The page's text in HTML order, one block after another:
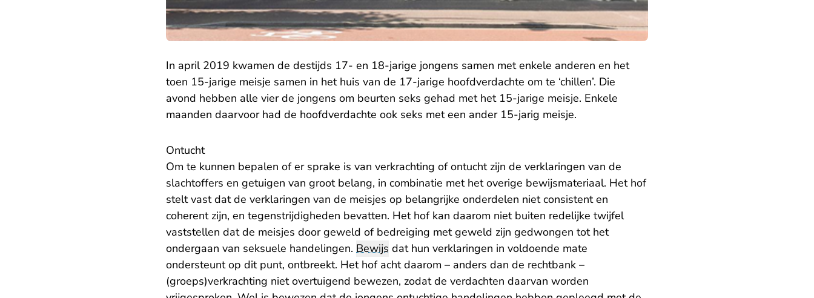
In april 2019 kwamen de destijds 17- en 18-jarige jongens samen met enkele anderen en het
toen 15-jarige meisje samen in het huis van de 17-jarige hoofdverdachte om te ‘chillen’. Die
avond hebben alle vier de jongens om beurten seks gehad met het 15-jarige meisje. Enkele
maanden daarvoor had de hoofdverdachte ook seks met een ander 15-jarig meisje.
Ontucht
Om te kunnen bepalen of er sprake is van verkrachting of ontucht zijn de verklaringen van de
slachtoffers en getuigen van groot belang, in combinatie met het overige bewijsmateriaal. Het hof
stelt vast dat de verklaringen van de meisjes op belangrijke onderdelen niet consistent en
coherent zijn, en tegenstrijdigheden bevatten. Het hof kan daarom niet buiten redelijke twijfel
vaststellen dat de meisjes door geweld of bedreiging met geweld zijn gedwongen tot het
ondergaan van seksuele handelingen. Bewijs dat hun verklaringen in voldoende mate
ondersteunt op dit punt, ontbreekt. Het hof acht daarom – anders dan de rechtbank –
(groeps)verkrachting niet overtuigend bewezen, zodat de verdachten daarvan worden